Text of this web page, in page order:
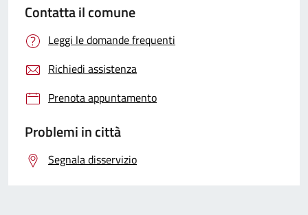
Contatta il comune
Leggi le domande frequenti
Richiedi assistenza
Prenota appuntamento
Problemi in città
Segnala disservizio